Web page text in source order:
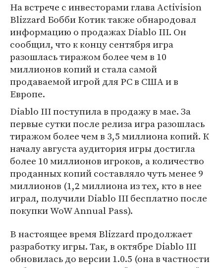
На встрече с инвесторами глава Activision
Blizzard Бобби Котик также обнародовал
информацию о продажах Diablo III. Он
сообщил, что к концу сентября игра
разошлась тиражом более чем в 10
миллионов копий и стала самой
продаваемой игрой для PC в США и в
Европе.
Diablo III поступила в продажу в мае. За
первые сутки после релиза игра разошлась
тиражом более чем в 3,5 миллиона копий. К
началу августа аудитория игры достигла
более 10 миллионов игроков, а количество
проданных копий составляло чуть менее 9
миллионов (1,2 миллиона из тех, кто в нее
играл, получили Diablo III бесплатно после
покупки WoW Annual Pass).
В настоящее время Blizzard продолжает
разработку игры. Так, в октябре Diablo III
обновилась до версии 1.0.5 (она в частности